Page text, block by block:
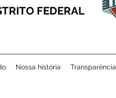
FEDERAL
Nossa história Transparência